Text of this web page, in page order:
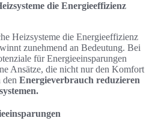
die Energieeffizienz
Heizsysteme die Energieeffizienz
zunehmend an Bedeutung. Bei
für Energieeinsparungen
Ansätze, die nicht nur den Komfort
den Energieverbrauch reduzieren